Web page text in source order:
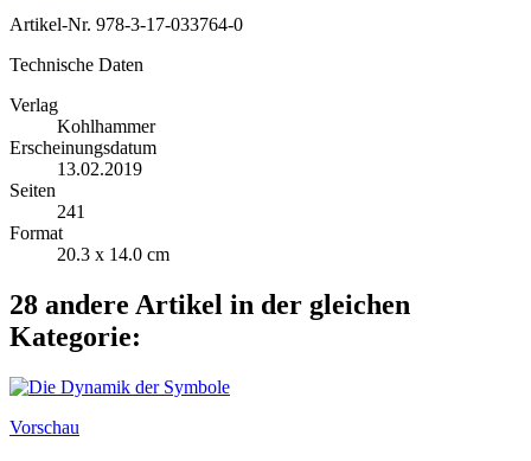
Artikel-Nr. 978-3-17-033764-0
Technische Daten
Verlag
Kohlhammer
Erscheinungsdatum
13.02.2019
Seiten
241
Format
20.3 x 14.0 cm
28 andere Artikel in der gleichen
Kategorie:
Vorschau